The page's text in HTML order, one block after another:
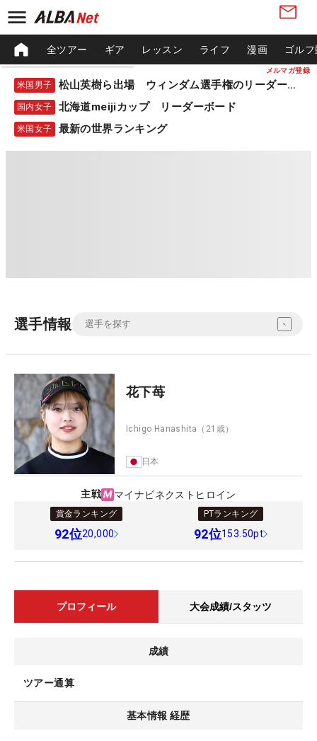
メルマガ登録
全ツアー ギア レッスン ライフ 漫画 ゴル
米国男子 松山英樹ら出場 ウィンダム選手権のリーダーボード
国内女子 北海道meijiカップ リーダーボード
米国女子 最新の世界ランキング
選手情報
花下苺
Ichigo Hanashita （21歳）
日本
主戦 マイナビネクストヒロイン
賞金ランキング
92位20,000
PTランキング
92位153.50pt
プロフィール 大会成績/スタッツ
成績
ツアー通算
基本情報 経歴